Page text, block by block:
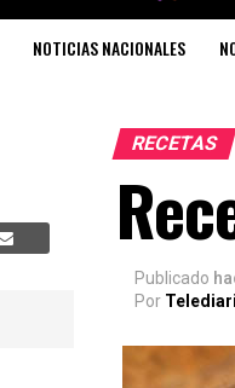
NOTICIAS NACIONALES
RECETAS
Publicado
Por